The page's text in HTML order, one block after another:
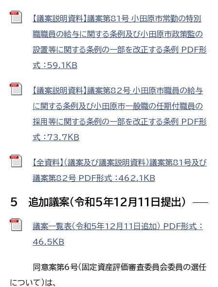
【議案説明資料】議案第81号_小田原市常勤の特別
職職員の給与に関する条例及び小田原市政策監の
設置等に関する条例の一部を改正する条例 PDF形
式 ：59.1ＫＢ
【議案説明資料】議案第82号_小田原市職員の給与
に関する条例及び小田原市一般職の任期付職員の
採用等に関する条例の一部を改正する条例 PDF形
式 ：73.7ＫＢ
【全資料】（議案及び議案説明資料）議案第81号及び
議案第82号 PDF形式 ：462.1ＫＢ
5 追加議案（令和5年12月11日提出）
議案一覧表（令和5年12月11日追加） PDF形式 ：
46.5ＫＢ
同意案第6号（固定資産評価審査委員会委員の選任
について）は、